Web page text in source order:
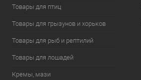
Товары для птиц
Товары для грызунов и хорьков
Товары для рыб и рептилий
Товары для лошадей
Кремы, мази